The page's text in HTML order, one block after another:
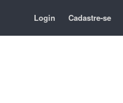
Login Cadastre-se